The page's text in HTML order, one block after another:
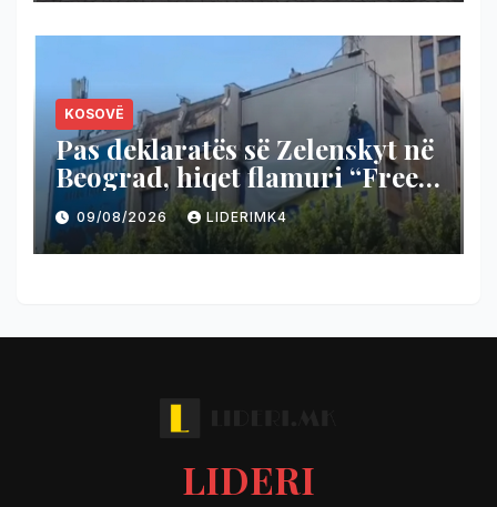
KOSOVË
Pas deklaratës së Zelenskyt në
Beograd, hiqet flamuri “Free
Ukraine” në Prishtinë (Video)
09/08/2026 LIDERIMK4
LIDERI